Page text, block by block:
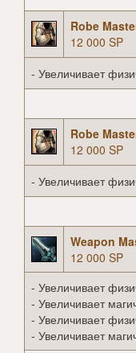
Robe
12 000 SP
- Увеличивает
Robe
12 000 SP
- Увеличивает
Weapon
12 000 SP
- Увеличивает
- Увеличивает
- Увеличивает
- Увеличивает